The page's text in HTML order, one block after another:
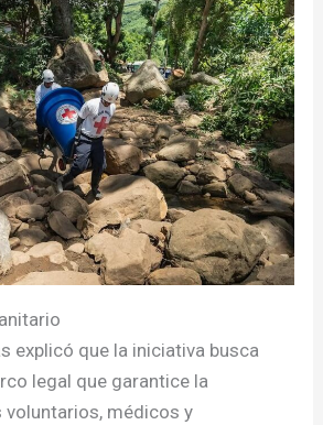
explicó que la iniciativa busca
legal que garantice la
médicos y